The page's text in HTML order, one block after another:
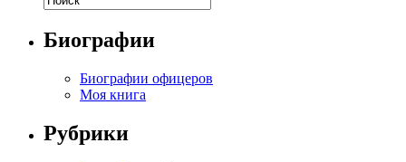
Биографии
Биографии офицеров
Моя книга
Рубрики